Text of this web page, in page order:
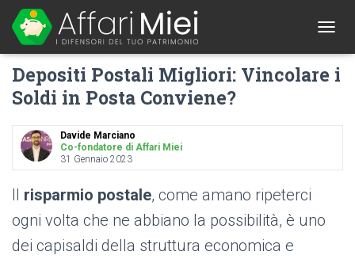
O
G
G
N
Depositi Postali Migliori: Vincolare i
Soldi in Posta Conviene?
Davide Marciano
Co-fondatore di Affari Miei
31 Gennaio 2023
Il risparmio postale, come amano ripeterci
ogni volta che ne abbiano la possibilità, è uno
dei capisaldi della struttura economica e